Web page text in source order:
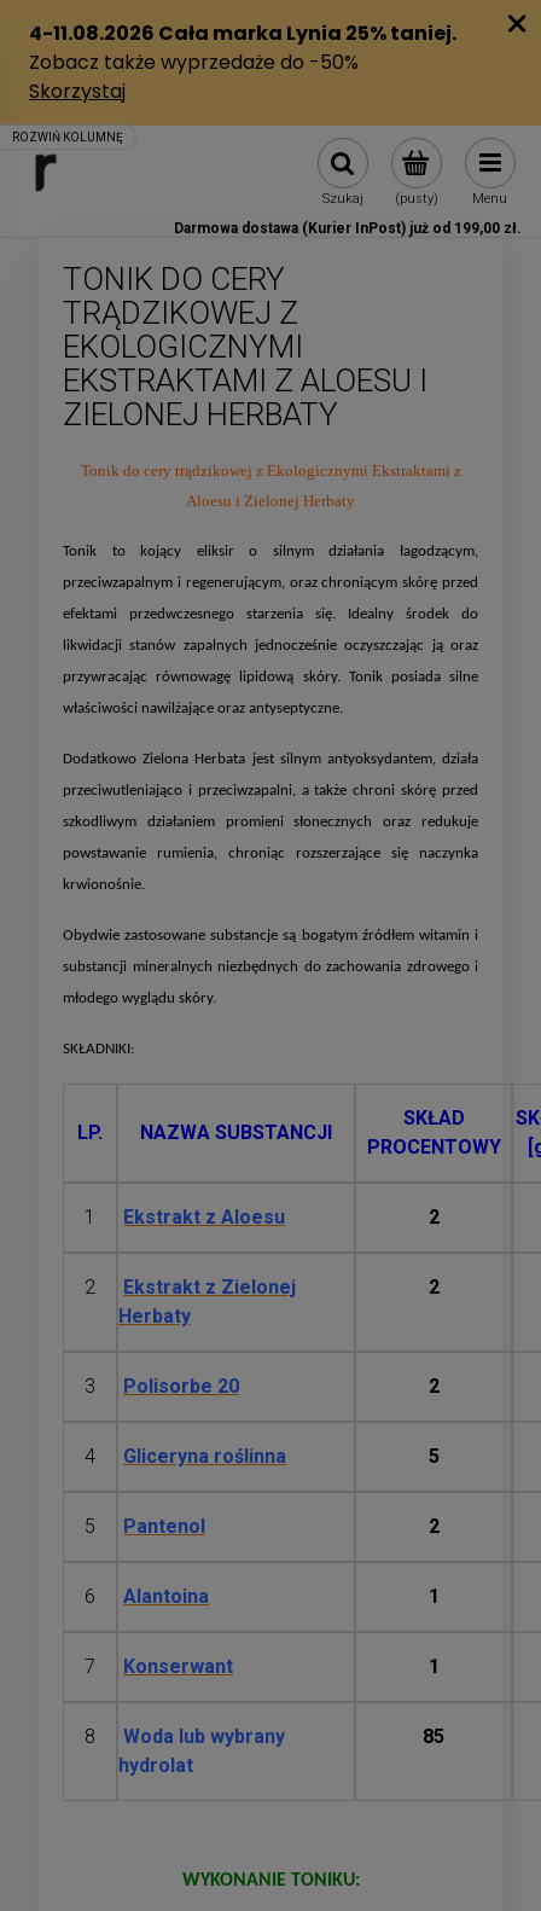
(pusty)
Szukaj Menu
Darmowa dostawa (Kurier InPost) już od 199,00 zł.
TONIK DO CERY
TRĄDZIKOWEJ Z
EKOLOGICZNYMI
EKSTRAKTAMI Z ALOESU I
ZIELONEJ HERBATY
Tonik do cery trądzikowej z Ekologicznymi Ekstraktami z
Aloesu i Zielonej Herbaty
Tonik to kojący eliksir o silnym działania łagodzącym,
przeciwzapalnym i regenerującym, oraz chroniącym skórę przed
efektami przedwczesnego starzenia się. Idealny środek do
likwidacji stanów zapalnych jednocześnie oczyszczając ją oraz
przywracając równowagę lipidową skóry. Tonik posiada silne
właściwości nawilżające oraz antyseptyczne.
Dodatkowo Zielona Herbata jest silnym antyoksydantem, działa
przeciwutleniająco i przeciwzapalni, a także chroni skórę przed
szkodliwym działaniem promieni słonecznych oraz redukuje
powstawanie rumienia, chroniąc rozszerzające się naczynka
krwionośnie.
Obydwie zastosowane substancje są bogatym źródłem witamin i
substancji mineralnych niezbędnych do zachowania zdrowego i
młodego wyglądu skóry.
SKŁADNIKI:
LP. NAZWA SUBSTANCJI
SKŁAD
PROCENTOWY
1 Ekstrakt z Aloesu 2
2
Ekstrakt z Zielonej
Herbaty
2
3 Polisorbe 20 2
4 Gliceryna roślinna 5
5 Pantenol 2
6 Alantoina 1
7 Konserwant 1
8
Woda lub wybrany
hydrolat
85
WYKONANIE TONIKU: